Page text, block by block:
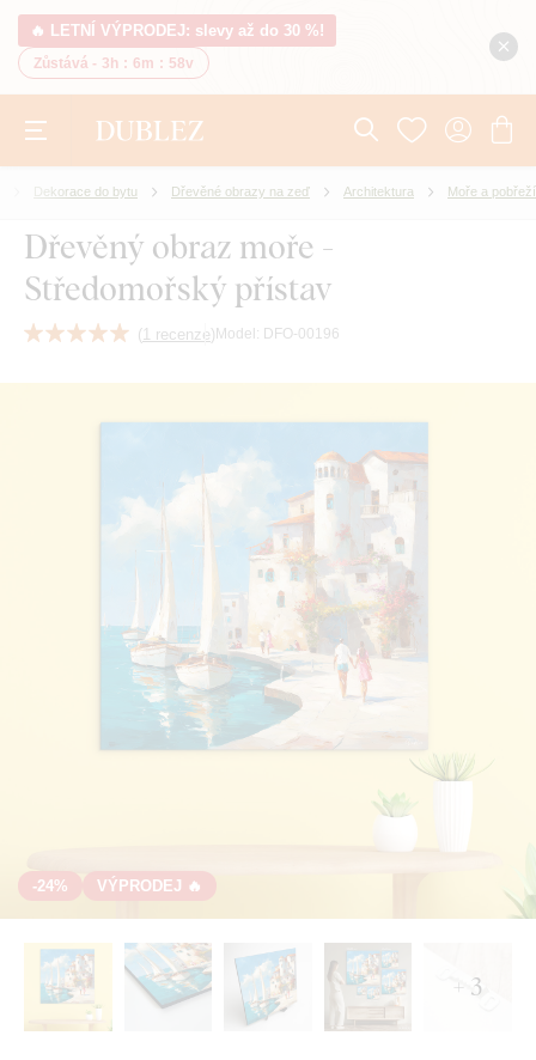
🔥 LETNÍ VÝPRODEJ: slevy až do 30 %!
Zůstává - 3h : 6m : 57v
Dekorace do bytu Dřevěné obrazy na zeď Architektura Moře a pobřeží
Dřevěný obraz moře -
Středomořský přístav
( 1 recenze) Model: DFO-00196
-24% VÝPRODEJ 🔥
+ 3